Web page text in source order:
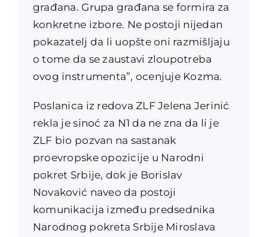
građana. Grupa građana se formira za
konkretne izbore. Ne postoji nijedan
pokazatelj da li uopšte oni razmišljaju
o tome da se zaustavi zloupotreba
ovog instrumenta”, ocenjuje Kozma.
Poslanica iz redova ZLF Jelena Jerinić
rekla je sinoć za N1 da ne zna da li je
ZLF bio pozvan na sastanak
proevropske opozicije u Narodni
pokret Srbije, dok je Borislav
Novaković naveo da postoji
komunikacija između predsednika
Narodnog pokreta Srbije Miroslava